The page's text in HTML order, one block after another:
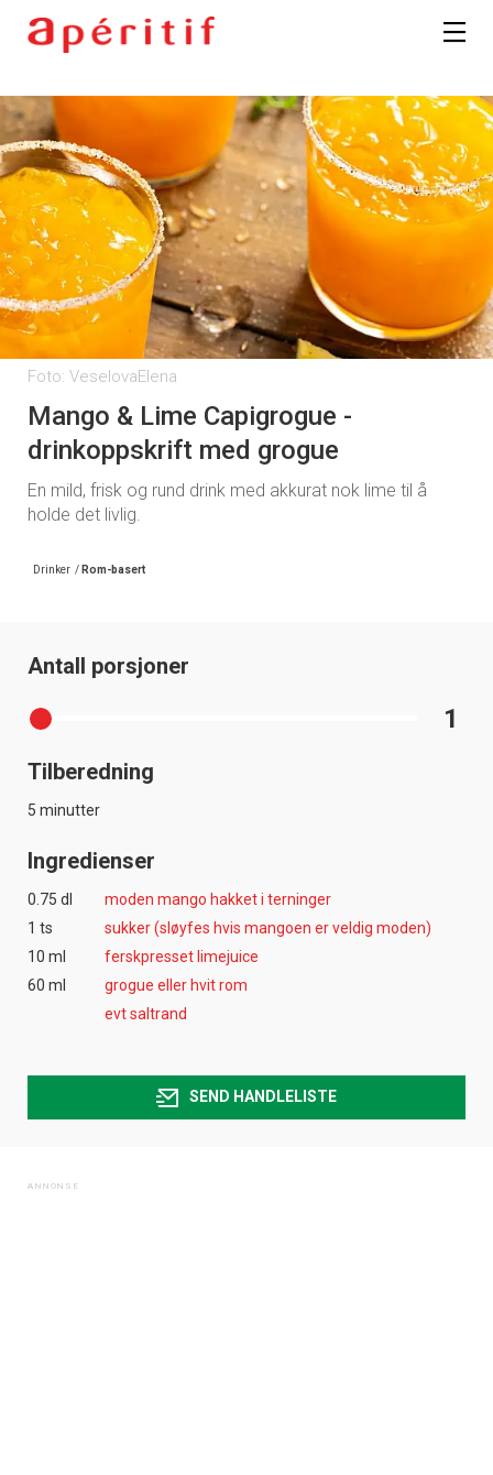
Foto: VeselovaElena
Mango & Lime Capigrogue -
drinkoppskrift med grogue
En mild, frisk og rund drink med akkurat nok lime til å
holde det livlig.
Drinker / Rom-basert
Antall porsjoner
1
Tilberedning
5 minutter
Ingredienser
0.75 dl
moden mango hakket i terninger
1 ts
sukker (sløyfes hvis mangoen er veldig moden)
10 ml
ferskpresset limejuice
60 ml
grogue eller hvit rom
evt saltrand
SEND HANDLELISTE